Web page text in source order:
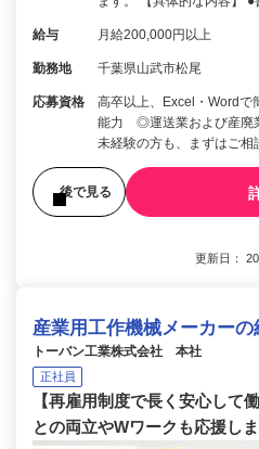
給与 月給200,000円以上
勤務地 千葉県山武市松尾
応募資格
高卒以上、Excel・Wordで
能力 ◎運送業および産廃
未経験の方も、まずはご相
後で見る
更新日：
産業用工作機械メーカーの
トーバン工業株式会社 本社
正社員
【再雇用制度で長く安心し
との両立やWワークも応援し